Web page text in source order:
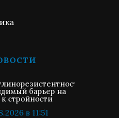
барьер на
к стройности
в 11:51